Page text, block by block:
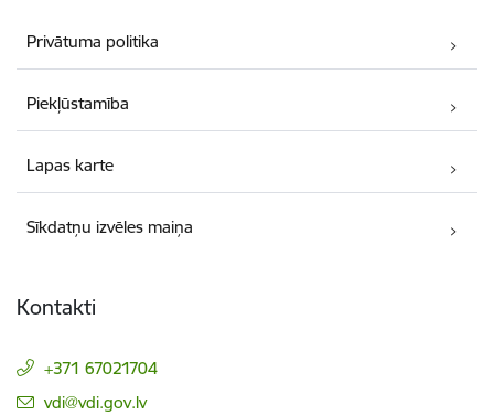
Privātuma politika
Piekļūstamība
Lapas karte
Sīkdatņu izvēles maiņa
Kontakti
+371 67021704
E-pasts:
vdi@vdi.gov.lv